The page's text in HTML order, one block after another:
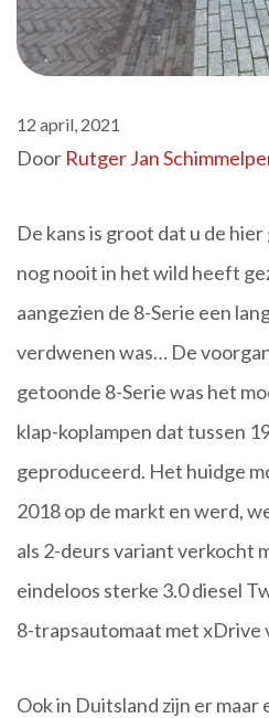
12 april, 2021
Door Rutger Jan
De kans is groot dat u de
nog nooit in het wild heeft
aangezien de 8-Serie een
verdwenen was… De
getoonde 8-Serie was het
klap-koplampen dat tussen
geproduceerd. Het huidge
2018 op de markt en werd,
als 2-deurs variant verkocht
eindeloos sterke 3.0 diesel
8-trapsautomaat met xDrive
Ook in Duitsland zijn er maar